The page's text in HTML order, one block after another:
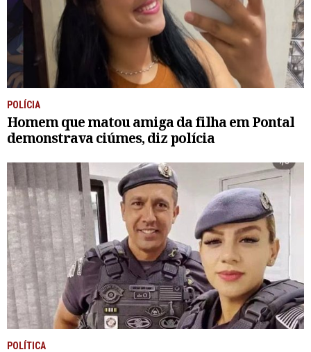
POLÍCIA
Homem que matou amiga da filha em Pontal
demonstrava ciúmes, diz polícia
POLÍTICA